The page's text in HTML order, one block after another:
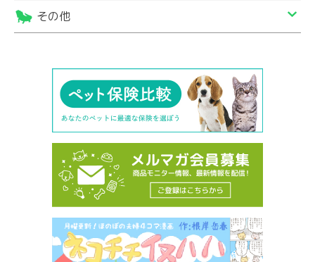
その他